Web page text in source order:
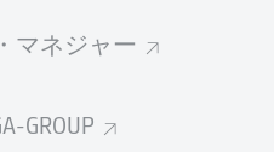
マネジャー
GROUP